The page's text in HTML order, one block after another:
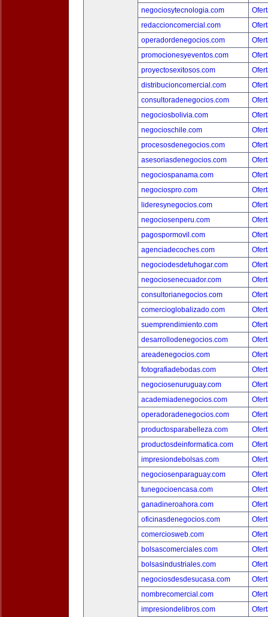
negociosytecnologia.com
redaccioncomercial.com
operadordenegocios.com
promocionesyeventos.com
proyectosexitosos.com
distribucioncomercial.com
consultoradenegocios.com
negociosbolivia.com
negocioschile.com
procesosdenegocios.com
asesoriasdenegocios.com
negociospanama.com
negociospro.com
lideresynegocios.com
negociosenperu.com
pagospormovil.com
agenciadecoches.com
negociodesdetuhogar.com
negociosenecuador.com
consultorianegocios.com
comercioglobalizado.com
suemprendimiento.com
desarrollodenegocios.com
areadenegocios.com
fotografiadebodas.com
negociosenuruguay.com
academiadenegocios.com
operadoradenegocios.com
productosparabelleza.com
productosdeinformatica.com
impresiondebolsas.com
negociosenparaguay.com
tunegocioencasa.com
ganadineroahora.com
oficinasdenegocios.com
comerciosweb.com
bolsascomerciales.com
bolsasindustriales.com
negociosdesdesucasa.com
nombrecomercial.com
impresiondelibros.com